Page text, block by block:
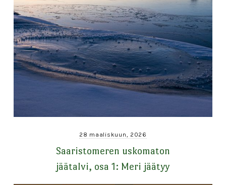
28 maaliskuun, 2026
Saaristomeren uskomaton
jäätalvi, osa 1: Meri jäätyy